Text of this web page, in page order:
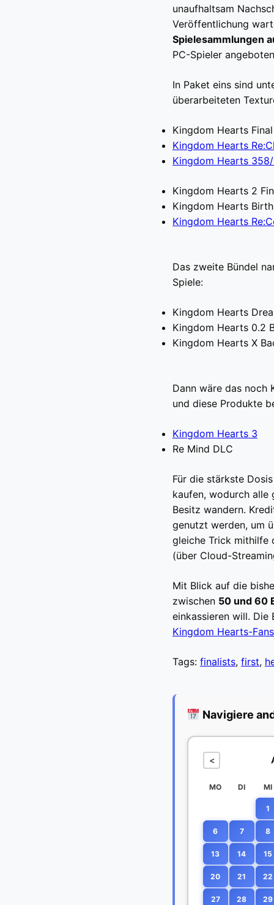
unaufhaltsam
Veröffentlichung
Spielesammlungen
PC-Spieler
In Paket eins sind
überarbeiteten
Kingdom Hearts
Kingdom Hearts
Kingdom Hearts
Kingdom Hearts 2
Kingdom Hearts
Kingdom Hearts
Das zweite Bündel
Spiele:
Kingdom Hearts
Kingdom Hearts 0.2
Kingdom Hearts X
Dann wäre das noch
und diese Produkte
Kingdom Hearts 3
Re Mind DLC
Für die stärkste
kaufen, wodurch alle
Besitz wandern.
genutzt werden, um
gleiche Trick mithilfe
(über Cloud-
Mit Blick auf die
zwischen 50 und 60
einkassieren will.
Kingdom Hearts-
Tags: finalists, first,
Navigiere
<
MO DI MI
1
6 7 8
13 14 15
20 21 22
27 28 29